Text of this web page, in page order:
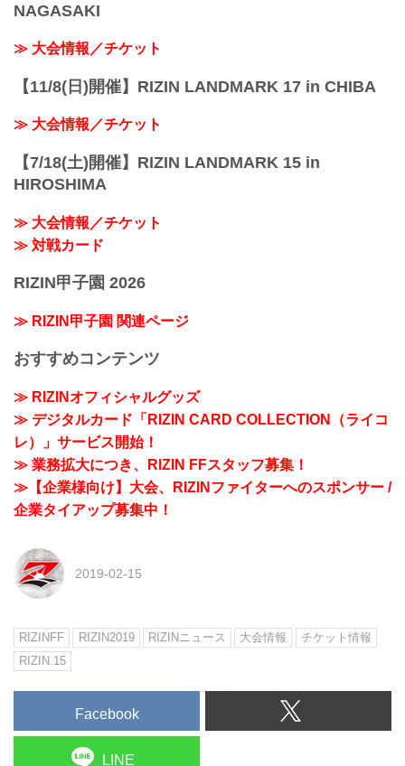
NAGASAKI
≫ 大会情報／チケット
【11/8(日)開催】RIZIN LANDMARK 17 in CHIBA
≫ 大会情報／チケット
【7/18(土)開催】RIZIN LANDMARK 15 in
HIROSHIMA
≫ 大会情報／チケット
≫ 対戦カード
RIZIN甲子園 2026
≫ RIZIN甲子園 関連ページ
おすすめコンテンツ
≫ RIZINオフィシャルグッズ
≫ デジタルカード「RIZIN CARD COLLECTION（ライコ
レ）」サービス開始！
≫ 業務拡大につき、RIZIN FFスタッフ募集！
≫【企業様向け】大会、RIZINファイターへのスポンサー /
企業タイアップ募集中！
2019-02-15
RIZINFF RIZIN2019 RIZINニュース 大会情報
チケット情報
RIZIN.15
Facebook
LINE